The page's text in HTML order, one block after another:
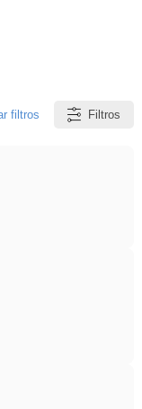
filtros Filtros